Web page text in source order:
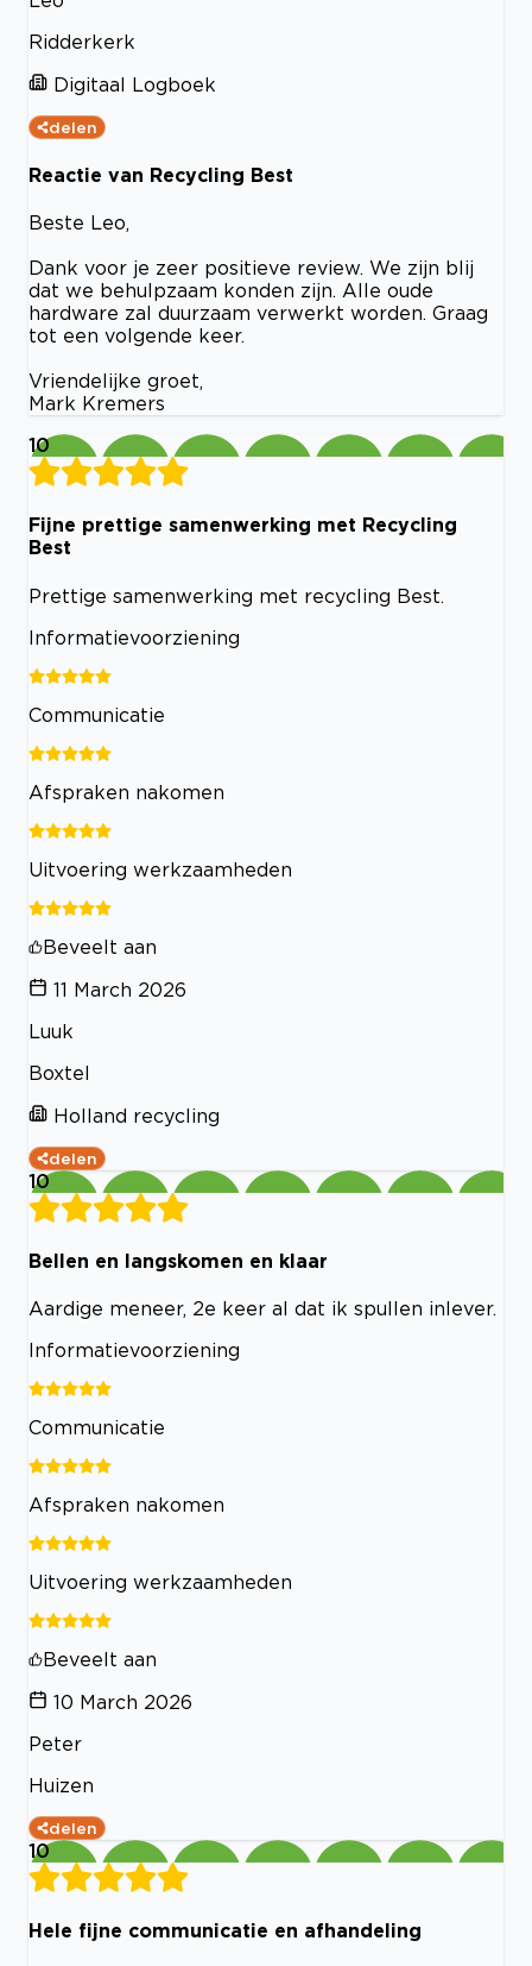
Ridderkerk
Digitaal Logboek
delen
Reactie van Recycling Best
Beste Leo,
Dank voor je zeer positieve review. We zijn blij
dat we behulpzaam konden zijn. Alle oude
hardware zal duurzaam verwerkt worden. Graag
tot een volgende keer.
Vriendelijke groet,
Mark Kremers
10
Fijne prettige samenwerking met Recycling
Best
Prettige samenwerking met recycling Best.
Informatievoorziening
Communicatie
Afspraken nakomen
Uitvoering werkzaamheden
Beveelt aan
11 March 2026
Luuk
Boxtel
Holland recycling
delen
10
Bellen en langskomen en klaar
Aardige meneer, 2e keer al dat ik spullen inlever.
Informatievoorziening
Communicatie
Afspraken nakomen
Uitvoering werkzaamheden
Beveelt aan
10 March 2026
Peter
Huizen
delen
10
Hele fijne communicatie en afhandeling